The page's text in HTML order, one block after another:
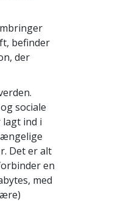
befinder
der
sociale
lagt ind i
Det er alt
en
med